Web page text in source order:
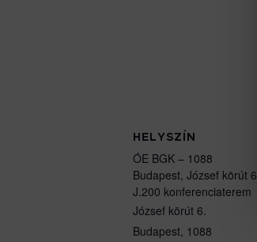
HELYSZÍN
ÓE BGK – 1088
Budapest, József körút 6.
J.200 konferenciaterem
József körút 6.
Budapest, 1088